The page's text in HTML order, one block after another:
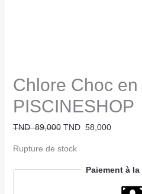
Chlore Choc
PISCINESHOP
TND89,000 TND 58,000
Rupture de stock
Paiement à